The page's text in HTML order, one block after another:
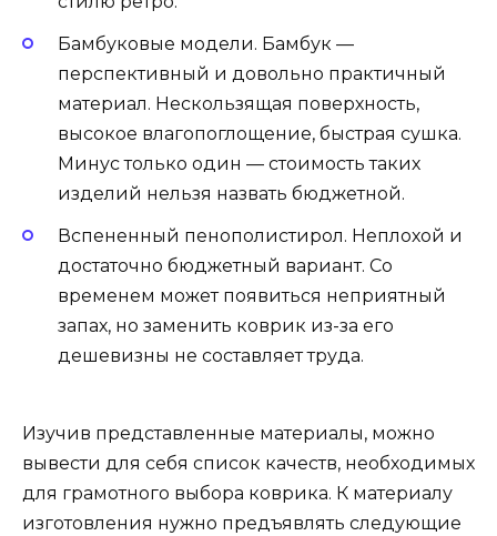
Бамбуковые модели. Бамбук —
перспективный и довольно практичный
материал. Нескользящая поверхность,
высокое влагопоглощение, быстрая сушка.
Минус только один — стоимость таких
изделий нельзя назвать бюджетной.
Вспененный пенополистирол. Неплохой и
достаточно бюджетный вариант. Со
временем может появиться неприятный
запах, но заменить коврик из-за его
дешевизны не составляет труда.
Изучив представленные материалы, можно
вывести для себя список качеств, необходимых
для грамотного выбора коврика. К материалу
изготовления нужно предъявлять следующие